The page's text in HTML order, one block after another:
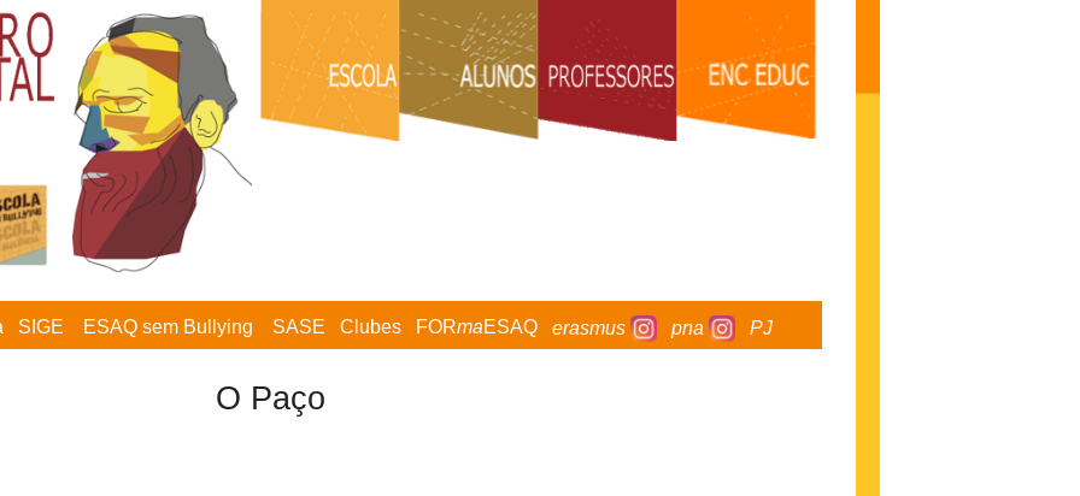
SIGE ESAQ sem Bullying SASE Clubes FORmaESAQ erasmus pna PJ
O Paço